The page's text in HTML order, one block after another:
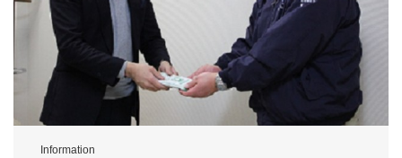
Information